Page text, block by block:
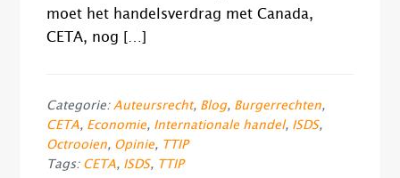
moet het handelsverdrag met Canada,
CETA, nog […]
Categorie: Auteursrecht, Blog, Burgerrechten,
CETA, Economie, Internationale handel, ISDS,
Octrooien, Opinie, TTIP
Tags: CETA, ISDS, TTIP